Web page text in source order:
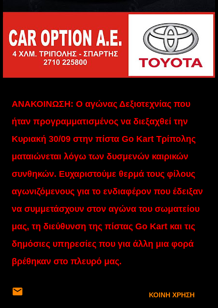
ΑΝΑΚΟΙΝΩΣΗ: Ο αγώνας Δεξιοτεχνίας που
ήταν προγραμματισμένος να διεξαχθεί την
Κυριακή 30/09 στην πίστα Go Kart Τρίπολης
ματαιώνεται λόγω των δυσμενών καιρικών
συνθηκών. Ευχαριστούμε θερμά τους φίλους
αγωνιζόμενους για το ενδιαφέρον που έδειξαν
να συμμετάσχουν στον αγώνα του σωματείου
μας, τη διεύθυνση της πίστας Go Kart και τις
δημόσιες υπηρεσίες που για άλλη μια φορά
βρέθηκαν στο πλευρό μας.
ΚΟΙΝΉ ΧΡΉΣΗ